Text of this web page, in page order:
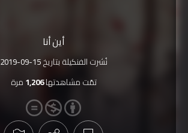
أين أنا
نُشرت الفنكيلة بتاريخ2019-09-15
تمّت مشاهدتها1,206 مرة